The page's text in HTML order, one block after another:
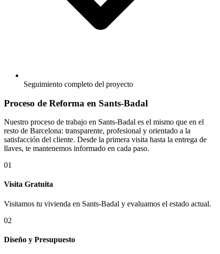
Seguimiento completo del proyecto
Proceso de Reforma en Sants-Badal
Nuestro proceso de trabajo en Sants-Badal es el mismo que en el
resto de Barcelona: transparente, profesional y orientado a la
satisfacción del cliente. Desde la primera visita hasta la entrega de
llaves, te mantenemos informado en cada paso.
01
Visita Gratuita
Visitamos tu vivienda en Sants-Badal y evaluamos el estado actual.
02
Diseño y Presupuesto